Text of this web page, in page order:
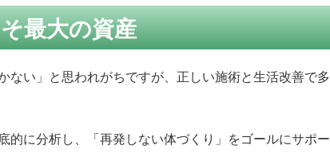
最大の資産
ない」と思われがちですが、正しい施術と生活改善で多
的に分析し、「再発しない体づくり」をゴールにサポー